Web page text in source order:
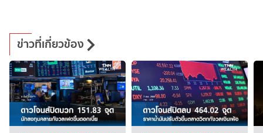
ข่าวที่เกี่ยวข้อง